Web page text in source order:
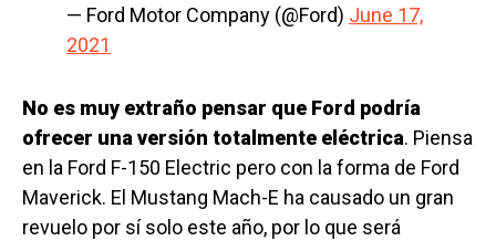
— Ford Motor Company (@Ford) June 17,
2021
No es muy extraño pensar que Ford podría
ofrecer una versión totalmente eléctrica. Piensa
en la Ford F-150 Electric pero con la forma de Ford
Maverick. El Mustang Mach-E ha causado un gran
revuelo por sí solo este año, por lo que será